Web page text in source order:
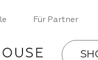
Für Partner